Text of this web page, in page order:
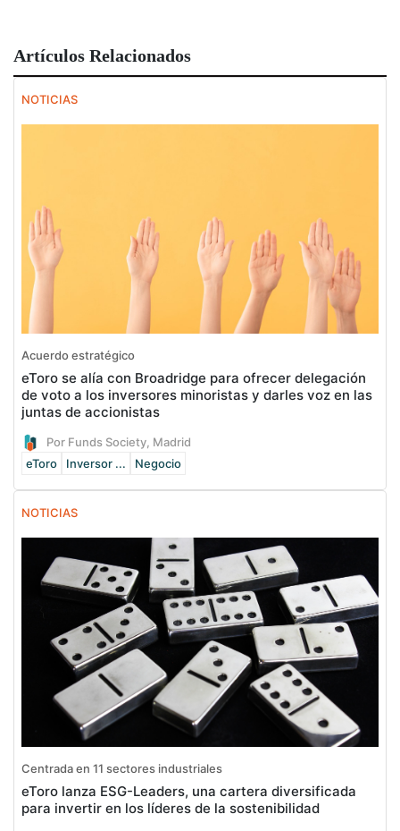
Artículos Relacionados
NOTICIAS
Acuerdo estratégico
eToro se alía con Broadridge para ofrecer delegación
de voto a los inversores minoristas y darles voz en las
juntas de accionistas
Por Funds Society, Madrid
eToro
Inversor ... Negocio
NOTICIAS
Centrada en 11 sectores industriales
eToro lanza ESG-Leaders, una cartera diversificada
para invertir en los líderes de la sostenibilidad